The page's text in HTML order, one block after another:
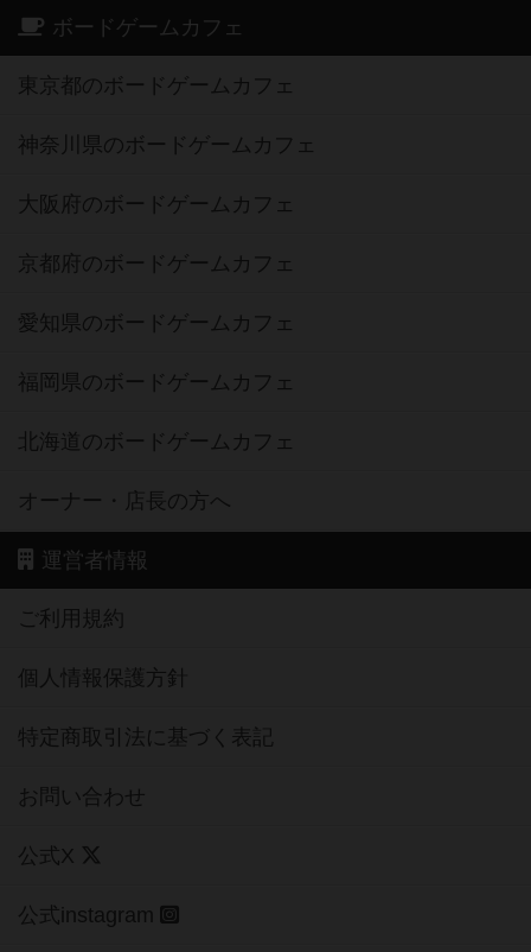
ボードゲームカフェ
東京都のボードゲームカフェ
神奈川県のボードゲームカフェ
大阪府のボードゲームカフェ
京都府のボードゲームカフェ
愛知県のボードゲームカフェ
福岡県のボードゲームカフェ
北海道のボードゲームカフェ
オーナー・店長の方へ
運営者情報
ご利用規約
個人情報保護方針
特定商取引法に基づく表記
お問い合わせ
公式X
公式instagram